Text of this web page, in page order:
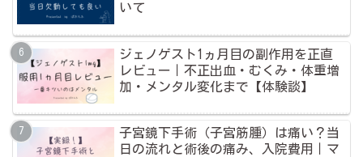
いて
ジェノゲスト1ヵ月目の副作用を正直
レビュー｜不正出血・むくみ・体重増
加・メンタル変化まで【体験談】
子宮鏡下手術（子宮筋腫）は痛い？当
日の流れと術後の痛み、入院費用｜マ